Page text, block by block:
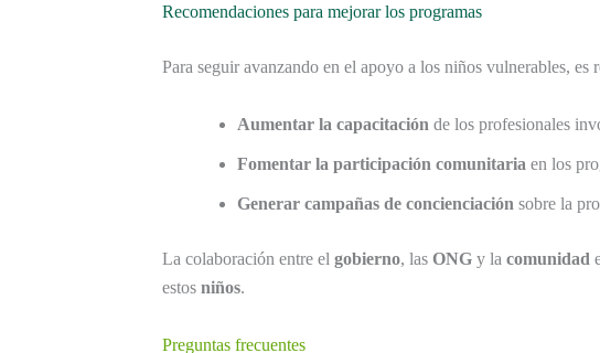
Recomendaciones para mejorar los programas
Para seguir avanzando en el apoyo a los niños vulnerables, es
Aumentar la capacitación de los profesionales
Fomentar la participación comunitaria en los
Generar campañas de concienciación sobre la
La colaboración entre el gobierno, las ONG y la comunidad
estos niños.
Preguntas frecuentes